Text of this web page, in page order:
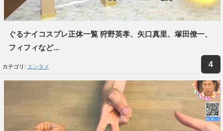
ぐるナイコスプレ正体一覧 狩野英孝、矢口真里、塚田僚一、
フィフィなど...
カテゴリ: エンタメ